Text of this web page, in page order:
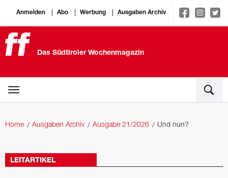
Anmelden Abo Werbung Ausgaben Archiv
Das Südtiroler Wochenmagazin
Home Ausgaben Archiv Ausgabe 21/2026 Und nun?
LEITARTIKEL